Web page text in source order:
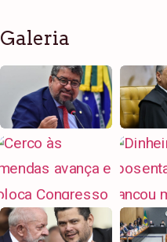
Galeria